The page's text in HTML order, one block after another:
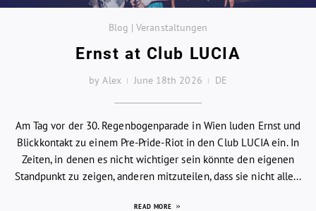
Blog | Veranstaltungen
Ernst at Club LUCIA
by Alex June 18th 2026 DE
Am Tag vor der 30. Regenbogenparade in Wien luden Ernst und
Blickkontakt zu einem Pre-Pride-Riot in den Club LUCIA ein. In
Zeiten, in denen es nicht wichtiger sein könnte den eigenen
Standpunkt zu zeigen, anderen mitzuteilen, dass sie nicht alle...
READ MORE